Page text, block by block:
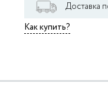
Доставка
Как купить?